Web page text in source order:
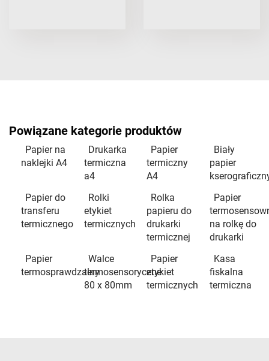
Powiązane kategorie produktów
Papier na
naklejki A4
Drukarka
termiczna
a4
Papier
termiczny
A4
Biały
papier
Papier do
transferu
termicznego
Rolki
etykiet
termicznych
Rolka
papieru do
drukarki
termicznej
Papier
na rolkę do
drukarki
Papier
termosprawdzalny
Walce
termosensoryczne
80 x 80mm
Papier
etykiet
termicznych
Kasa
fiskalna
termiczna